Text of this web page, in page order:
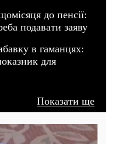
до пенсії:
подавати заяву
в гаманцях:
для
Показати ще